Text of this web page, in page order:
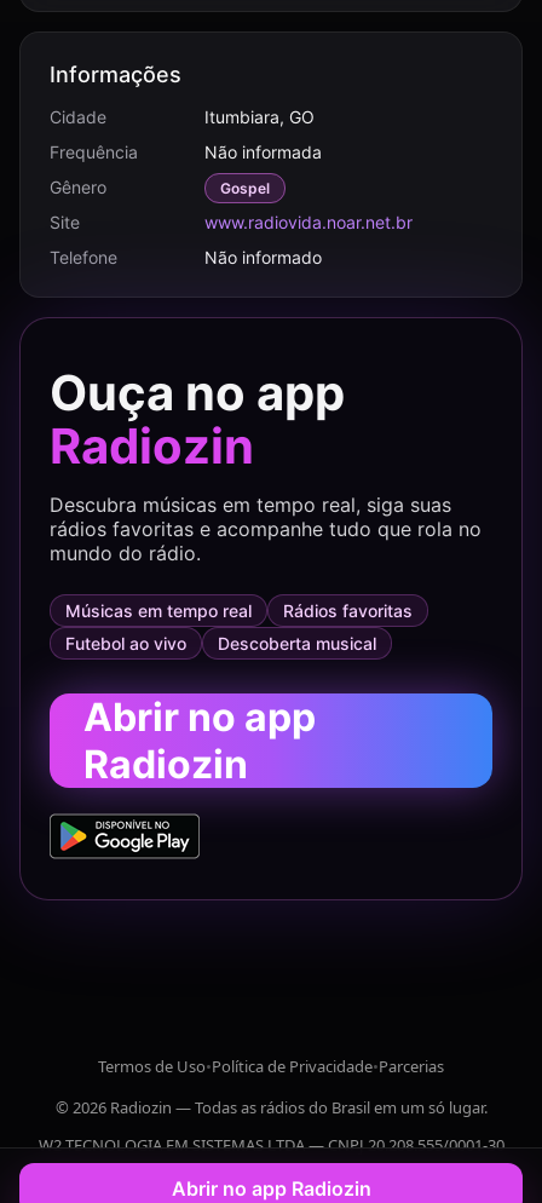
Informações
Cidade
Itumbiara, GO
Frequência
Não informada
Gênero
Gospel
Site
www.radiovida.noar.net.br
Telefone
Não informado
Ouça no app
Radiozin
Descubra músicas em tempo real, siga suas
rádios favoritas e acompanhe tudo que rola no
mundo do rádio.
Músicas em tempo real
Rádios favoritas
Futebol ao vivo
Descoberta musical
Abrir no app
Radiozin
Termos de Uso•Política de Privacidade•Parcerias
© 2026 Radiozin — Todas as rádios do Brasil em um só lugar.
W2 TECNOLOGIA EM SISTEMAS LTDA — CNPJ 20.208.555/0001-30
Abrir no app Radiozin